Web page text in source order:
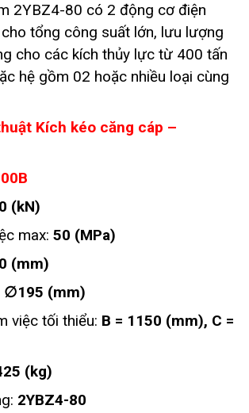
2YBZ4-80 có 2 động cơ điện
tổng công suất lớn, lưu lượng
cho các kích thủy lực từ 400 tấn
hệ gồm 02 hoặc nhiều loại cùng
Kích kéo căng cáp –
(kN)
max: 50 (MPa)
(mm)
∅195 (mm)
việc tối thiểu: B = 1150 (mm), C =
(kg)
2YBZ4-80